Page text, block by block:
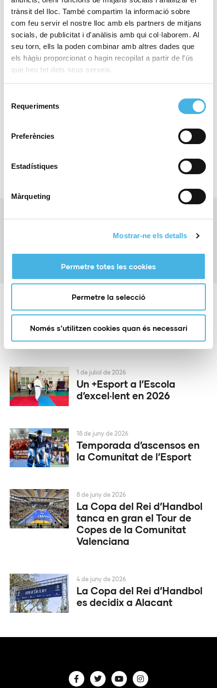
trànsit del lloc. També compartim la informació sobre
com feu servir el nostre lloc amb els partners de mitjans
socials, de publicitat i d'anàlisis amb qui col·laborem. Al
seu torn, ells la poden combinar amb altres dades que
els hàgiu proporcionat o hagin recopilat a partir de l'ús
que heu fet dels seus serveis.
Requeriments
Preferències
Estadístiques
Màrqueting
Mostrar-ne els detalls
Permetre totes les cookies
Permetre la selecció
Només s’utilitzen cookies quan és necessari
de la Reina i de la Supercopa d’Espanya, consolidant
el seu domini en l’elit de l’handbol femení. Elx
continua en la senda de l’èxit i promet continuar
escrivint pàgines emocionants en el futur pròxim.
Noticias relacionadas
Un +Esport a l’Escola
d’excel·lent en 2026
1 de juliol de 2026
Temporada d’ascensos en
la Comunitat de l’Esport
18 de juny de 2026
La Copa del Rei d’Handbol
tanca en gran el Tour de
Copes de la Comunitat
Valenciana
8 de juny de 2026
La Copa del Rei d’Handbol
es decidix a Alacant
4 de juny de 2026